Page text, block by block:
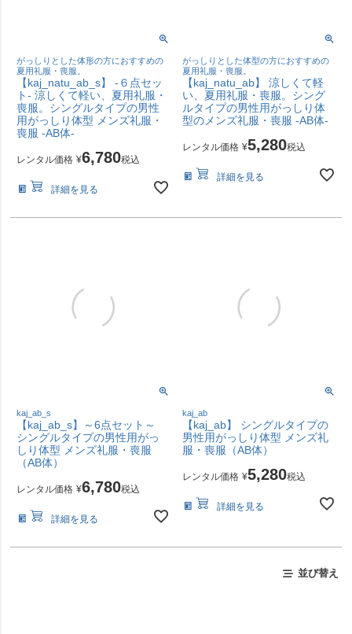
がっしりとした体形の方におすすめの
夏用礼服・喪服。
【kaj_natu_ab_s】 -６点セッ
ト- 涼しくて軽い、夏用礼服・
喪服。シングルタイプの男性
用がっしり体型 メンズ礼服・
喪服 -AB体-
レンタル価格 ¥6,780税込
詳細を見る
がっしりとした体型の方におすすめの
夏用礼服・喪服。
【kaj_natu_ab】 涼しくて軽
い、夏用礼服・喪服。シング
ルタイプの男性用がっしり体
型のメンズ礼服・喪服 -AB体-
レンタル価格 ¥5,280税込
詳細を見る
kaj_ab_s
【kaj_ab_s】～6点セット～
シングルタイプの男性用がっ
しり体型 メンズ礼服・喪服
（AB体）
レンタル価格 ¥6,780税込
詳細を見る
kaj_ab
【kaj_ab】 シングルタイプの
男性用がっしり体型 メンズ礼
服・喪服（AB体）
レンタル価格 ¥5,280税込
詳細を見る
並び替え